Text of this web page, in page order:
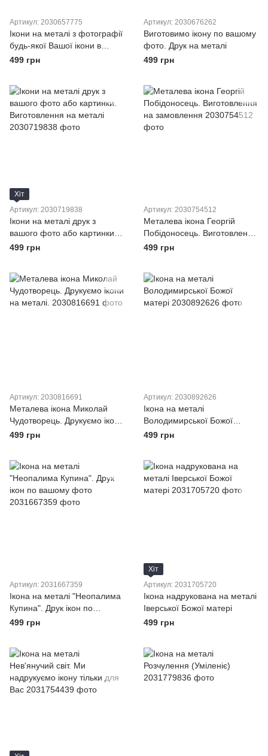
Артикул: 2030657775
Ікони на металі з фотографії
будь-якої Вашої ікони в
наборі з подарунковим
499 грн
Артикул: 2030676262
Виготовимо ікону по вашому
фото. Друк на металі
499 грн
Хіт
Артикул: 2030719838
Ікони на металі друк з
вашого фото або картинки.
Виготовлення на металі
499 грн
Артикул: 2030754512
Металева ікона Георгій
Побідоносець. Виготовлення
на замовлення
499 грн
Артикул: 2030816691
Металева ікона Миколай
Чудотворець. Друкуємо ікони
на металі.
499 грн
Артикул: 2030892626
Ікона на металі
Володимирської Божої
матері
499 грн
Артикул: 2031667359
Ікона на металі "Неопалима
Купина". Друк ікон по
вашому фото
499 грн
Хіт
Артикул: 2031705720
Ікона надрукована на металі
Іверської Божої матері
499 грн